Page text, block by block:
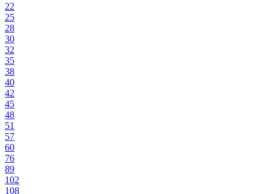
22
25
28
30
32
35
38
40
42
45
48
51
57
60
76
89
102
108